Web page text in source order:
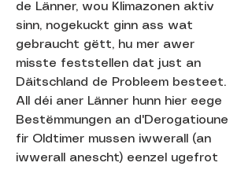
de Länner, wou Klimazonen aktiv
sinn, nogekuckt ginn ass wat
gebraucht gëtt, hu mer awer
misste feststellen dat just an
Däitschland de Probleem besteet.
All déi aner Länner hunn hier eege
Bestëmmungen an d'Derogatioune
fir Oldtimer mussen iwwerall (an
iwwerall anescht) eenzel ugefrot